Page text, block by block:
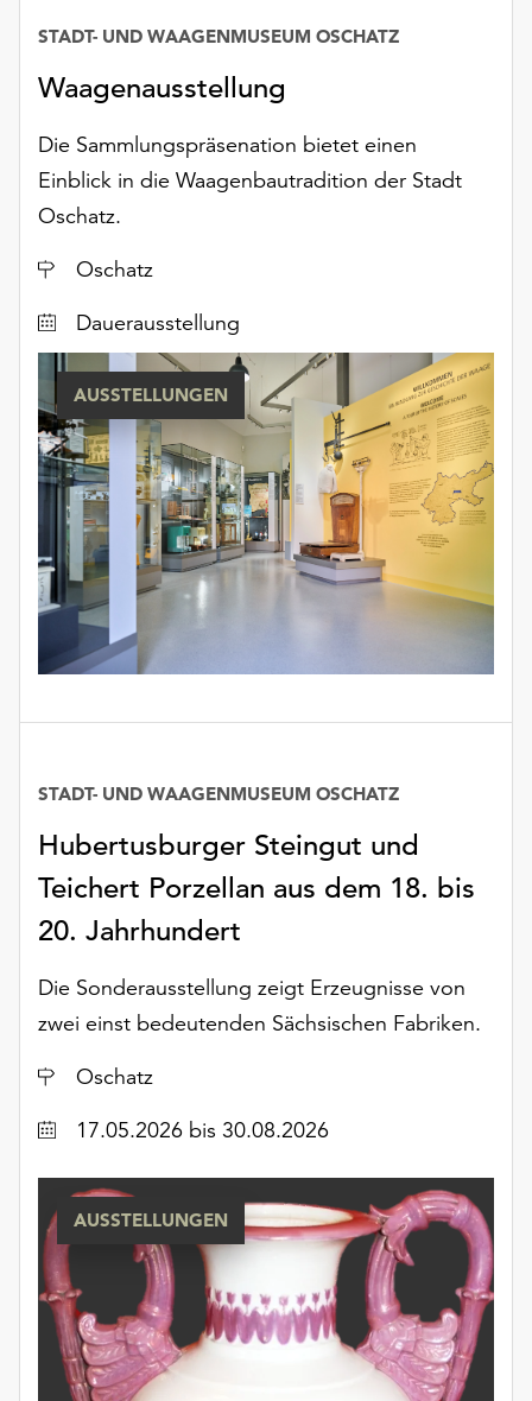
die
über
Schaltfläche
„Auswählen“.
Weitere
finden
unserer
Datenschutzerklärung
oder
dem
Impressum
Waagenausstellung
STADT- UND WAAGENMUSEUM OSCHATZ
Die Sammlungspräsenation bietet einen
Einblick in die Waagenbautradition der Stadt
Oschatz.
Ort
Oschatz
Datum
Dauerausstellung
AUSSTELLUNGEN
Hubertusburger Steingut und
Teichert Porzellan aus dem 18. bis
20. Jahrhundert
STADT- UND WAAGENMUSEUM OSCHATZ
Die Sonderausstellung zeigt Erzeugnisse von
zwei einst bedeutenden Sächsischen Fabriken.
Ort
Oschatz
Datum17.05.2026 bis 30.08.2026
AUSSTELLUNGEN